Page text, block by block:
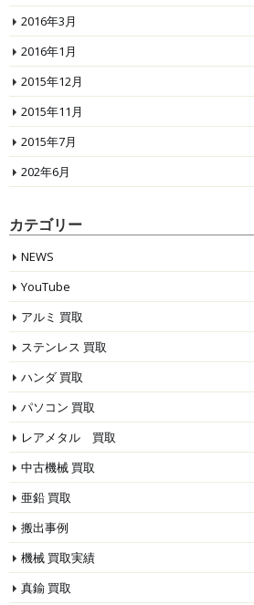
2016年3月
2016年1月
2015年12月
2015年11月
2015年7月
202年6月
カテゴリー
NEWS
YouTube
アルミ 買取
ステンレス 買取
ハンダ 買取
パソコン 買取
レアメタル 買取
中古機械 買取
亜鉛 買取
搬出事例
機械 買取実績
真鍮 買取